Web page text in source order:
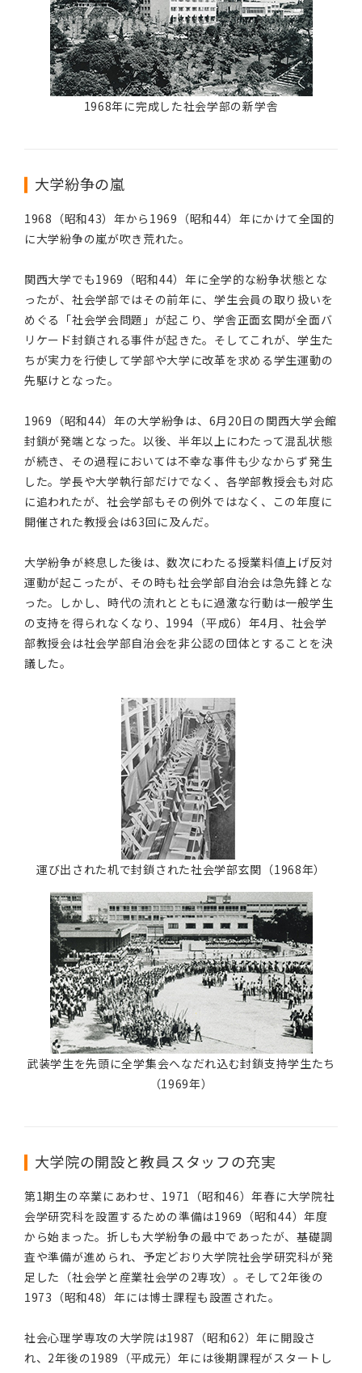
1968年に完成した社会学部の新学舎
大学紛争の嵐
1968（昭和43）年から1969（昭和44）年にかけて全国的
に大学紛争の嵐が吹き荒れた。
関西大学でも1969（昭和44）年に全学的な紛争状態とな
ったが、社会学部ではその前年に、学生会員の取り扱いを
めぐる「社会学会問題」が起こり、学舎正面玄関が全面バ
リケード封鎖される事件が起きた。そしてこれが、学生た
ちが実力を行使して学部や大学に改革を求める学生運動の
先駆けとなった。
1969（昭和44）年の大学紛争は、6月20日の関西大学会館
封鎖が発端となった。以後、半年以上にわたって混乱状態
が続き、その過程においては不幸な事件も少なからず発生
した。学長や大学執行部だけでなく、各学部教授会も対応
に追われたが、社会学部もその例外ではなく、この年度に
開催された教授会は63回に及んだ。
大学紛争が終息した後は、数次にわたる授業料値上げ反対
運動が起こったが、その時も社会学部自治会は急先鋒とな
った。しかし、時代の流れとともに過激な行動は一般学生
の支持を得られなくなり、1994（平成6）年4月、社会学
部教授会は社会学部自治会を非公認の団体とすることを決
議した。
運び出された机で封鎖された社会学部玄関 （1968年）
武装学生を先頭に全学集会へなだれ込む封鎖支持学生たち
（1969年）
大学院の開設と教員スタッフの充実
第1期生の卒業にあわせ、1971（昭和46）年春に大学院社
会学研究科を設置するための準備は1969（昭和44）年度
から始まった。折しも大学紛争の最中であったが、基礎調
査や準備が進められ、予定どおり大学院社会学研究科が発
足した（社会学と産業社会学の2専攻）。そして2年後の
1973（昭和48）年には博士課程も設置された。
社会心理学専攻の大学院は1987（昭和62）年に開設さ
れ、2年後の1989（平成元）年には後期課程がスタートし